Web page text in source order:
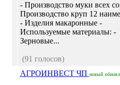
- Производство муки всех
Производство круп 12
- Изделия макаронные -
Используемые материалы: -
Зерновые...
(91 голосов)
АГРОИНВЕСТ ЧП новый